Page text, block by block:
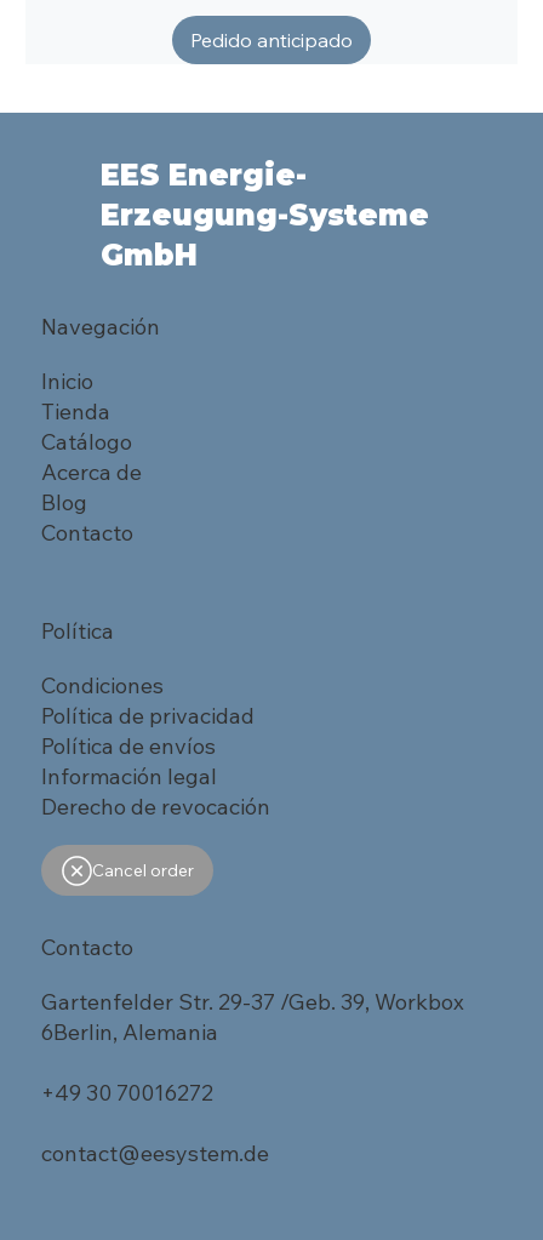
Pedido anticipado
EES Energie-
Erzeugung-Systeme
GmbH
Navegación
Inicio
Tienda
Catálogo
Acerca de
Blog
Contacto
Política
Condiciones
Política de privacidad
Política de envíos
Información legal
Derecho de revocación
Cancel order
Contacto
Gartenfelder Str. 29-37 /Geb. 39, Workbox
6Berlin, Alemania
+49 30 70016272
contact@eesystem.de